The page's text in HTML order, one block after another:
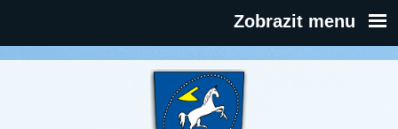
Zobrazit menu